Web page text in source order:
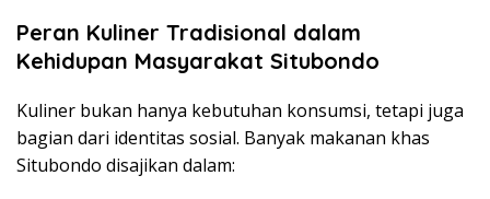
Peran Kuliner Tradisional dalam
Kehidupan Masyarakat Situbondo
Kuliner bukan hanya kebutuhan konsumsi, tetapi juga
bagian dari identitas sosial. Banyak makanan khas
Situbondo disajikan dalam: